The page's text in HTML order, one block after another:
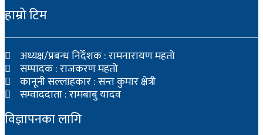
हाम्रो टिम
अध्यक्ष/प्रबन्ध निर्देशक : रामनारायण महतो
सम्पादक : राजकरण महतो
कानूनी सल्लाहकार : सन्त कुमार क्षेत्री
सम्वाददाता : रामबाबु यादव
विज्ञापनका लागि